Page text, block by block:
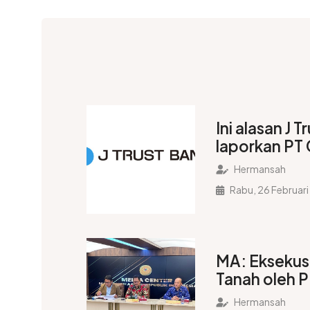
Ini alasan J
laporkan
polisi
Hermansah
Rabu, 26
MA:
Tanah oleh
Sudah
Hermansah